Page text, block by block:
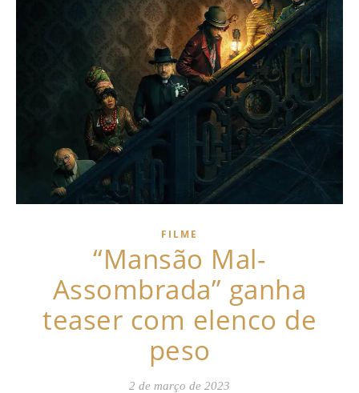
FILME
“Mansão Mal-
Assombrada” ganha
teaser com elenco de
peso
2 de março de 2023